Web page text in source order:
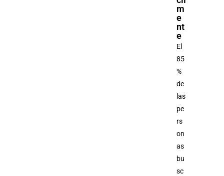
m
e
nt
e
El
85
%
de
las
pe
rs
on
as
bu
sc